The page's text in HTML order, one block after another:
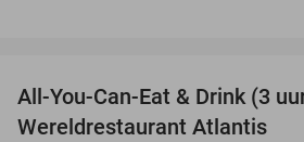
All-You-Can-Eat & Drink (3
Wereldrestaurant Atlantis